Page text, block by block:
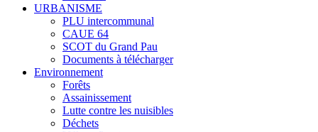
URBANISME
PLU intercommunal
CAUE 64
SCOT du Grand Pau
Documents à télécharger
Environnement
Forêts
Assainissement
Lutte contre les nuisibles
Déchets